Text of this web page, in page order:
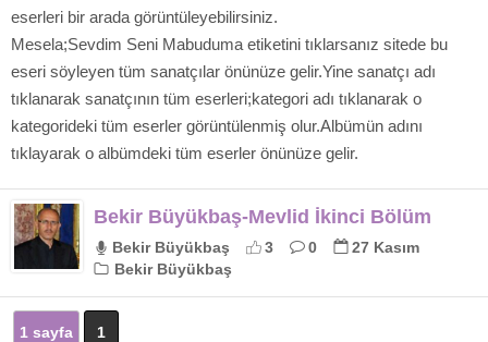
eserleri bir arada görüntüleyebilirsiniz.
Mesela;Sevdim Seni Mabuduma etiketini tıklarsanız sitede bu
eseri söyleyen tüm sanatçılar önünüze gelir.Yine sanatçı adı
tıklanarak sanatçının tüm eserleri;kategori adı tıklanarak o
kategorideki tüm eserler görüntülenmiş olur.Albümün adını
tıklayarak o albümdeki tüm eserler önünüze gelir.
Bekir Büyükbaş-Mevlid İkinci Bölüm
Bekir Büyükbaş 3 0
27 Kasım
Bekir Büyükbaş
1 sayfa 1